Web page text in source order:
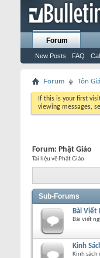
Forum
New Posts FAQ
Forum Tôn
If this is your first
viewing messages,
Forum: Phật Giáo
Tài liệu về Phật Giáo.
Sub-Forums
Bài Viết
Bài viết
Kinh
Kinh sách